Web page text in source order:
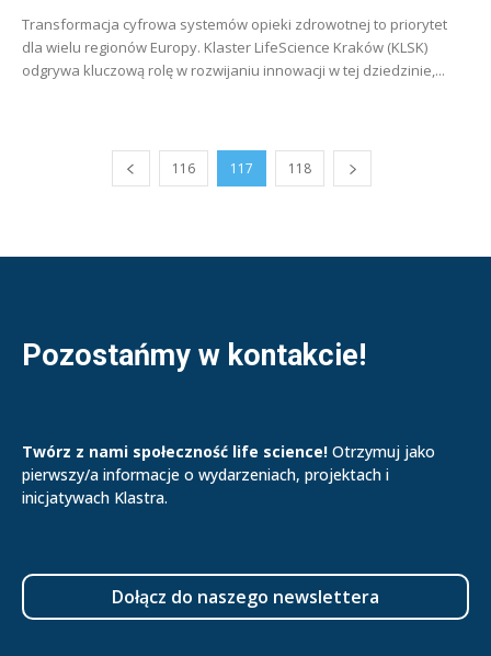
Transformacja cyfrowa systemów opieki zdrowotnej to priorytet
dla wielu regionów Europy. Klaster LifeScience Kraków (KLSK)
odgrywa kluczową rolę w rozwijaniu innowacji w tej dziedzinie,...
116 117 118
Pozostańmy w kontakcie!
Twórz z nami społeczność life science! Otrzymuj jako
pierwszy/a informacje o wydarzeniach, projektach i
inicjatywach Klastra.
Dołącz do naszego newslettera